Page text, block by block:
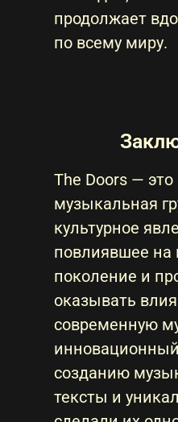
продолжает
по всему миру.
The Doors — это
музыкальная
культурное
повлиявшее на
поколение и
оказывать
современную
созданию
тексты и